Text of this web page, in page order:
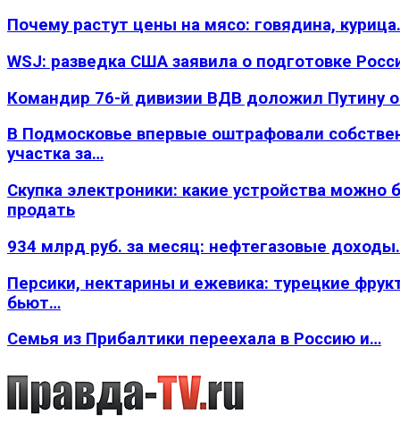
Почему растут цены на мясо: говядина,
WSJ: разведка США заявила о подготовке
Командир 76-й дивизии ВДВ доложил Путину
В Подмосковье впервые оштрафовали
участка за…
Скупка электроники: какие устройства можно
продать
934 млрд руб. за месяц: нефтегазовые
Персики, нектарины и ежевика: турецкие
бьют…
Семья из Прибалтики переехала в Россию и…